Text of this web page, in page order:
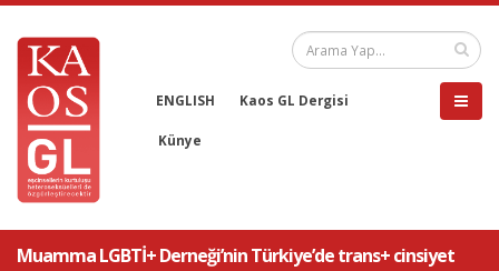
ENGLISH Kaos GL Dergisi
Künye
Muamma LGBTİ+ Derneği’nin Türkiye’de trans+ cinsiyet